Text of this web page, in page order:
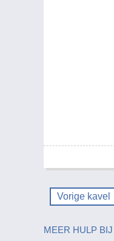
Vorige kavel
MEER HULP